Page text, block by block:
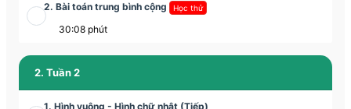
2. Bài toán trung bình cộng Học thử
30:08 phút
2. Tuần 2
1. Hình vuông - Hình chữ nhật (Tiếp)